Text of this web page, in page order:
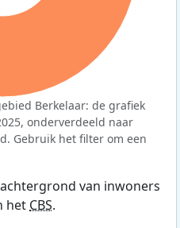
Berkelaar: de grafiek
onderverdeeld naar
Gebruik het filter om een
van inwoners
het CBS.